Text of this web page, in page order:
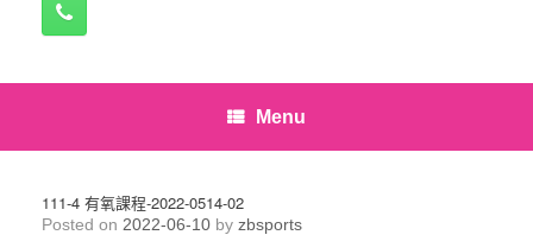
Menu
111-4 有氧課程-2022-0514-02
Posted on 2022-06-10 by zbsports